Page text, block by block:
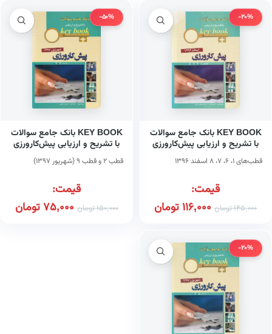
-20%
KEY BOOK بانک جامع سوالات
با تشریح و ارزیابی پیش‌کارورزی
قطب‌های ۱، ۶، ۷، ۸ اسفند ۱۳۹۶
قیمت:
145,000تومان 116,000تومان
-50%
KEY BOOK بانک جامع سوالات
با تشریح و ارزیابی پیش‌کارورزی
قطب ۲ و قطب ۹ (شهریور ۱۳۹۷)
قیمت:
150,000تومان 75,000تومان
-20%